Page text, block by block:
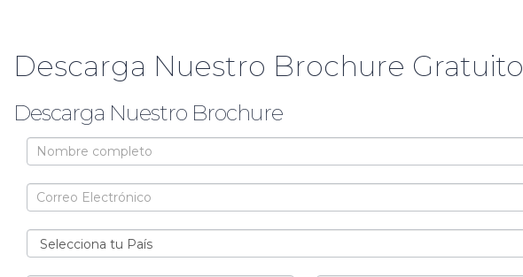
Descarga Nuestro Brochure Gratuito
Descarga Nuestro Brochure
Brochure